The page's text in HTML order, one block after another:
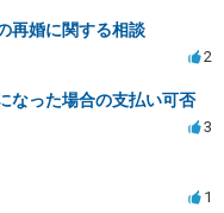
再婚に関する相談
2
なった場合の支払い可否
3
1